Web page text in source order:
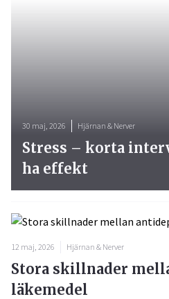
30 maj, 2026 Hjärnan & Nerver
Stress – korta
ha effekt
12 maj, 2026 Hjärnan & Nerver
Stora skillnader
läkemedel